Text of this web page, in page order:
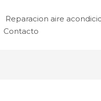
Reparacion aire
Contacto